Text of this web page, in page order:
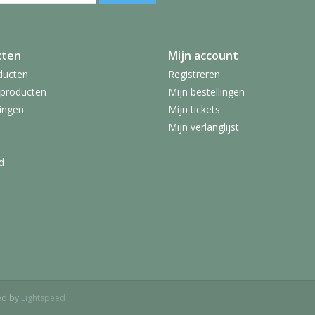
Mijn account
Registreren
Mijn bestellingen
Mijn tickets
Mijn verlanglijst
by Lightspeed